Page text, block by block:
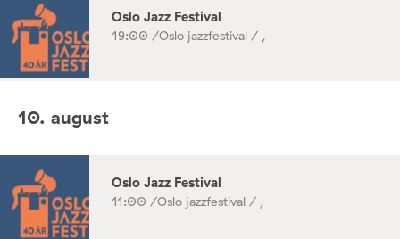
Oslo Jazz Festival
19:00 /Oslo jazzfestival / ,
10. august
Oslo Jazz Festival
11:00 /Oslo jazzfestival / ,